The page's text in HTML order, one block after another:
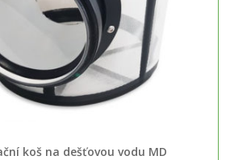
koš na dešťovou vodu MD